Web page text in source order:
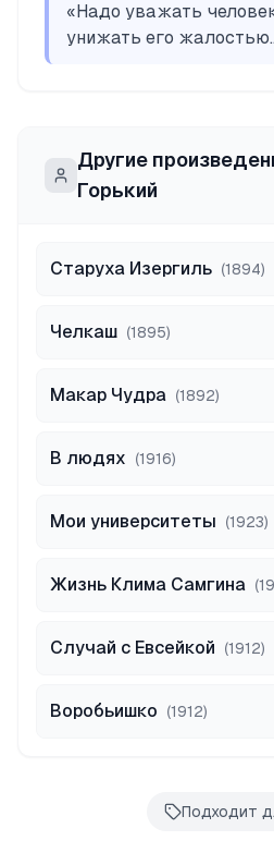
«Надо уважать
унижать его
Другие
Горький
Старуха Изергиль (1894)
Челкаш (1895)
Макар Чудра (1892)
В людях (1916)
Мои университеты (1923)
Жизнь Клима Самгина (
Случай с Евсейкой (1912)
Воробьишко (1912)
Подходит